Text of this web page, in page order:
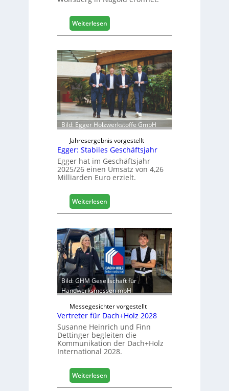
i
i
e
r
t
s
c
h
Weiterlesen:
H
f
e
l
e
e
r
ö
f
f
n
e
t
L
o
s
i
k
b
e
r
e
i
c
h
Bild: Egger Holzwerkstoffe GmbH
Jahresergebnis vorgestellt
Egger: Stabiles Geschäftsjahr
Egger hat im Geschäftsjahr
2025/26 einen Umsatz von 4,26
Milliarden Euro erzielt.
Weiterlesen:
E
g
e
r
S
t
a
b
i
l
e
s
G
e
s
c
h
Bild: GHM Gesellschaft für
Handwerksmessen mbH
Messegesichter vorgestellt
Vertreter für Dach+Holz 2028
Susanne Heinrich und Finn
Dettinger begleiten die
Kommunikation der Dach+Holz
International 2028.
Weiterlesen:
V